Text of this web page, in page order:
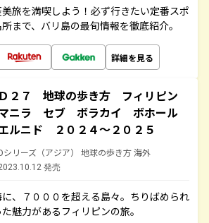
旅を満喫しよう！必ず行きたい定番スポ
まで、バリ島の最旬情報を徹底紹介。
詳細を見る
Ｄ２７ 地球の歩き方 フィリピン
ニラ セブ ボラカイ ボホール
ルニド ２０２４～２０２５
シリーズ（アジア） 地球の歩き方 海外
発売
、７０００を超える島々。ちりばめられ
魅力があるフィリピンの旅。